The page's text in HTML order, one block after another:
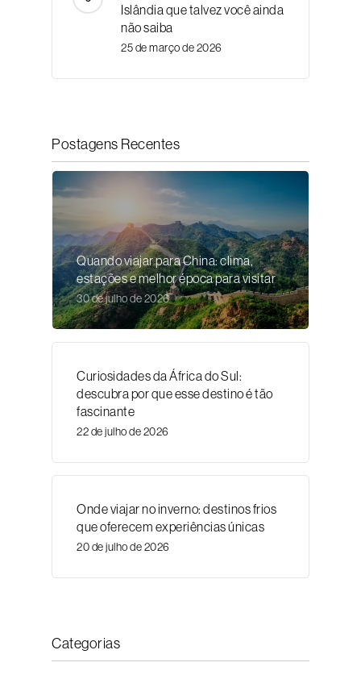
Islândia que talvez você ainda
não saiba
25 de março de 2026
Postagens Recentes
Quando viajar para China: clima,
estações e melhor época para visitar
30 de julho de 2026
Curiosidades da África do Sul:
descubra por que esse destino é tão
fascinante
22 de julho de 2026
Onde viajar no inverno: destinos frios
que oferecem experiências únicas
20 de julho de 2026
Categorias